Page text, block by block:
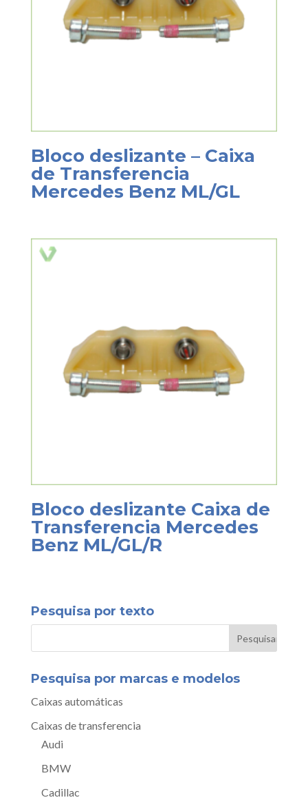
Bloco deslizante – Caixa
de Transferencia
Mercedes Benz ML/GL
Bloco deslizante Caixa de
Transferencia Mercedes
Benz ML/GL/R
Pesquisa por texto
Pesquisa por marcas e modelos
Caixas automáticas
Caixas de transferencia
Audi
BMW
Cadillac